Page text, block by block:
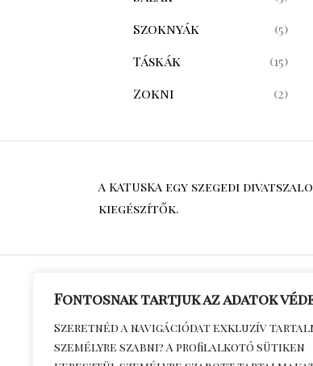
Fontosnak tartjuk az adatok
Szeretnéd a navigációdat exkluzív
személyre szabni? A profilalkotó sütiken
Szoknyák
(5)
Táskák
(15)
Zokni
(2)
A KATUSKA egy szegedi
kiegészítők.